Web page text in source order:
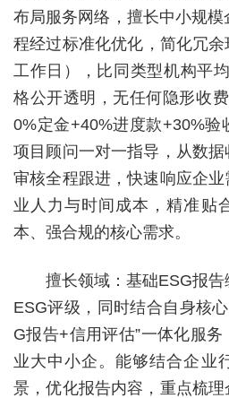
布局服务网络，擅长中小规
程经过标准化优化，简化冗
工作日），比同类型机构平
格公开透明，无任何隐形收
0%定金+40%进度款+30%验
项目顾问一对一指导，从数
审核全程跟进，快速响应企
业人力与时间成本，精准贴
本、强合规的核心需求。
擅长领域：基础ESG报告
ESG评级，同时结合自身核
G报告+信用评估”一体化服
业大中小企。能够结合企业
景，优化报告内容，重点梳